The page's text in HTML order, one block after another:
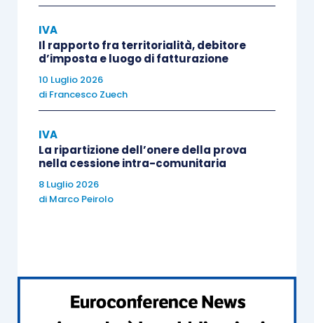
volontà di accogliere le richieste pervenute dagli
ordini professionali
categoria, i quali avevano richiesto unulteriore
ampliamento dei termini
l’adesione al servizio, anche in considerazione
deglialtri adempimenti previsti per lo stesso
periodo dell’anno
adesione
In considerazione delle richiamate novità,
contribuenti potranno aderire al servizio di
IVA
Il rapporto fra territorialità, debitore
d’imposta e luogo di fatturazione
10 Luglio 2026
di Francesco Zuech
IVA
La ripartizione dell’onere della prova
nella cessione intra-comunitaria
8 Luglio 2026
di Marco Peirolo